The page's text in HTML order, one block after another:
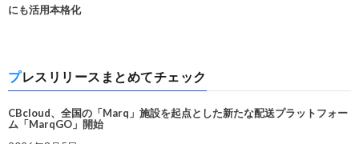
にも活用本格化
プレスリリースまとめてチェック
CBcloud、全国の「Marq」施設を起点とした新たな配送プラットフォー
ム「MarqGO」開始